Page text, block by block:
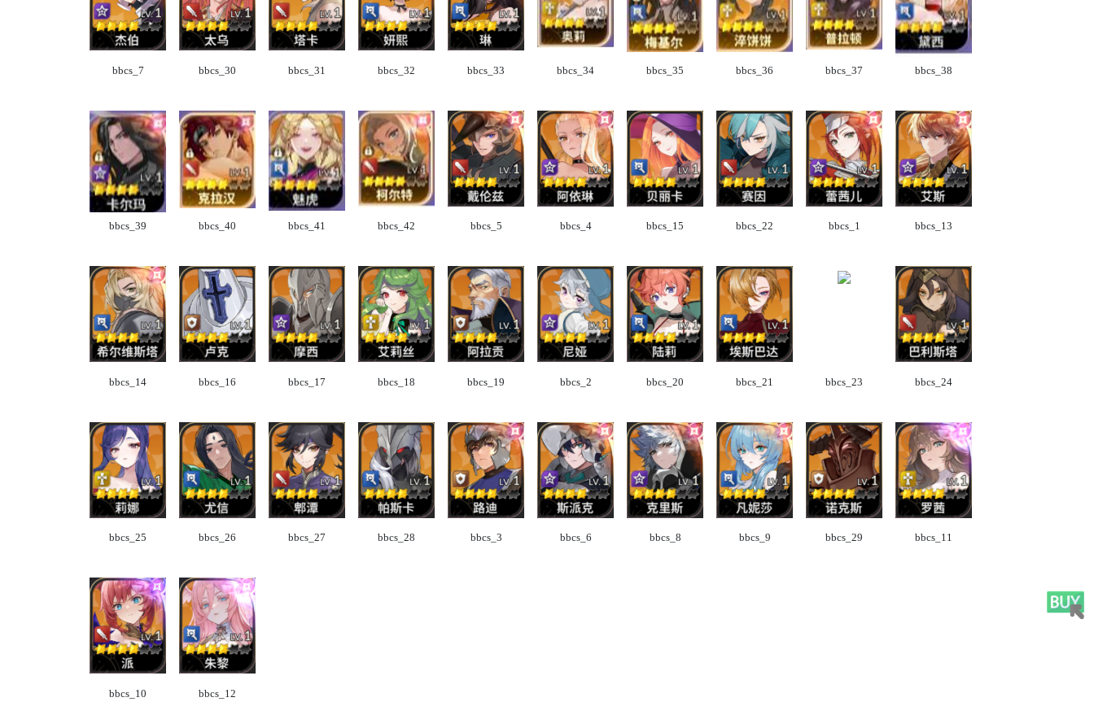
bbcs_7 bbcs_30 bbcs_31 bbcs_32 bbcs_33 bbcs_34 bbcs_35 bbcs_36 bbcs_37 bbcs_38
bbcs_39 bbcs_40 bbcs_41 bbcs_42 bbcs_5 bbcs_4 bbcs_15 bbcs_22 bbcs_1 bbcs_13
bbcs_14 bbcs_16 bbcs_17 bbcs_18 bbcs_19 bbcs_2 bbcs_20 bbcs_21 bbcs_23 bbcs_24
bbcs_25 bbcs_26 bbcs_27 bbcs_28 bbcs_3 bbcs_6 bbcs_8 bbcs_9 bbcs_29 bbcs_11
bbcs_10 bbcs_12